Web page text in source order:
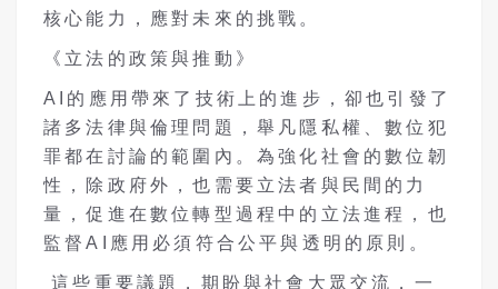
核心能力，應對未來的挑戰。
《立法的政策與推動》
AI的應用帶來了技術上的進步，卻也引發了
諸多法律與倫理問題，舉凡隱私權、數位犯
罪都在討論的範圍內。為強化社會的數位韌
性，除政府外，也需要立法者與民間的力
量，促進在數位轉型過程中的立法進程，也
監督AI應用必須符合公平與透明的原則。
這些重要議題，期盼與社會大眾交流，一